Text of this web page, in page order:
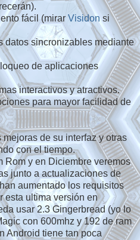
fácil (mirar Visidonsi
datos sincronizables mediante
de aplicaciones
interactivos y atractivos.
para mayor facilidad de
de su interfaz y otras
con el tiempo.
Rom y en Diciembre veremos
junto a actualizaciones de
aumentado los requisitos
esta ultima versión en
usar 2.3 Gingerbread (yo lo
con 600mhz y 192 de ram
Android tiene tan poca